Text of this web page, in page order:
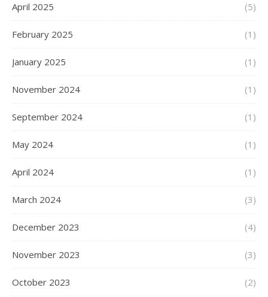
April 2025 (5)
February 2025 (1)
January 2025 (1)
November 2024 (1)
September 2024 (1)
May 2024 (1)
April 2024 (1)
March 2024 (3)
December 2023 (4)
November 2023 (3)
October 2023 (2)